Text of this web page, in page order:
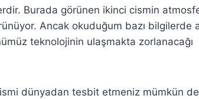
Burada görünen ikinci cismin
Ancak okuduğum bazı bilgilerde
teknolojinin ulaşmakta zorlanacağı
dünyadan tesbit etmeniz mümkün